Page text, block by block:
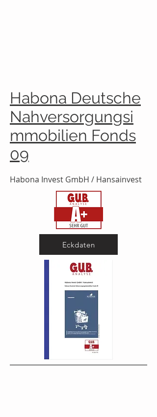
Habona Deutsche
Nahversorgungsi
mmobilien Fonds
09
Habona Invest GmbH / Hansainvest
Eckdaten